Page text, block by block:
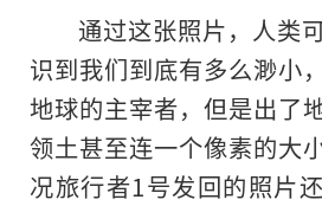
通过这张照片，人类
识到我们到底有多么渺小
地球的主宰者，但是出了
领土甚至连一个像素的大
况旅行者1号发回的照片